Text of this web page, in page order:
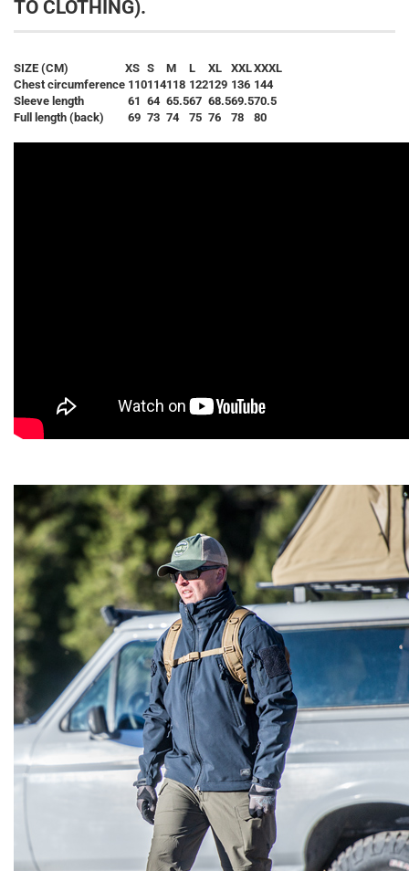
TO CLOTHING).
SIZE (CM) XS S M L XL XXLXXXL
Chest circumference 110114118 122129 136 144
Sleeve length
61 64 65.567 68.569.570.5
Full length (back)
69 73 74 75 76 78 80